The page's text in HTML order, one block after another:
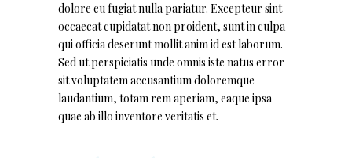
dolore eu fugiat nulla pariatur. Excepteur sint
occaecat cupidatat non proident, sunt in culpa
qui officia deserunt mollit anim id est laborum.
Sed ut perspiciatis unde omnis iste natus error
sit voluptatem accusantium doloremque
laudantium, totam rem aperiam, eaque ipsa
quae ab illo inventore veritatis et.